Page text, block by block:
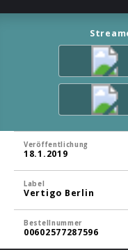
Veröffentlichung
18.1.2019
Label
Vertigo Berlin
Bestellnummer
00602577287596